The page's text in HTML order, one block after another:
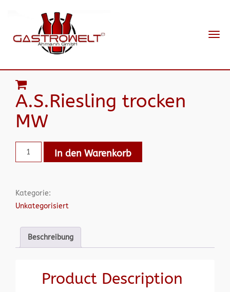
A.S.Riesling trocken
MW
In den Warenkorb
Kategorie:
Unkategorisiert
Beschreibung
Product Description